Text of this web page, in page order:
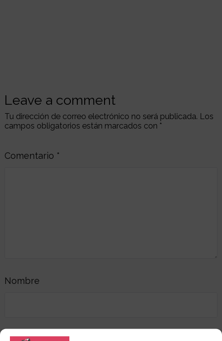
Leave a comment
Tu dirección de correo electrónico no será publicada. Los
campos obligatorios están marcados con *
Comentario *
Nombre
Correo electrónico